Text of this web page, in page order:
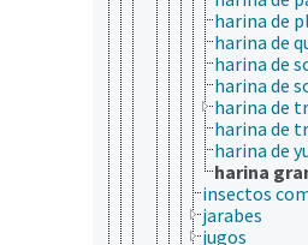
harina de
harina de
harina de
harina de
harina de
harina de
harina de
harina
insectos
jarabes
jugos